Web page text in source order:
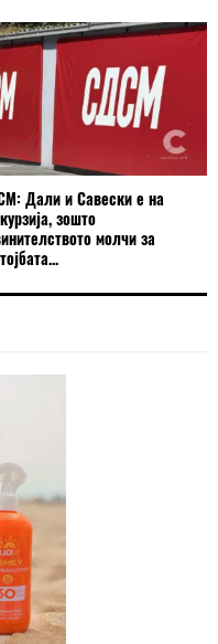
Дали и Савески е на
зошто
молчи за